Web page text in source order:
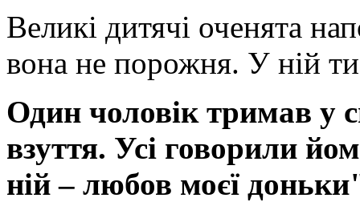
Великі дитячі оченята
вона не порожня. У ній
Один чоловік тримав у
взуття. Усі говорили
ній – любов моєї